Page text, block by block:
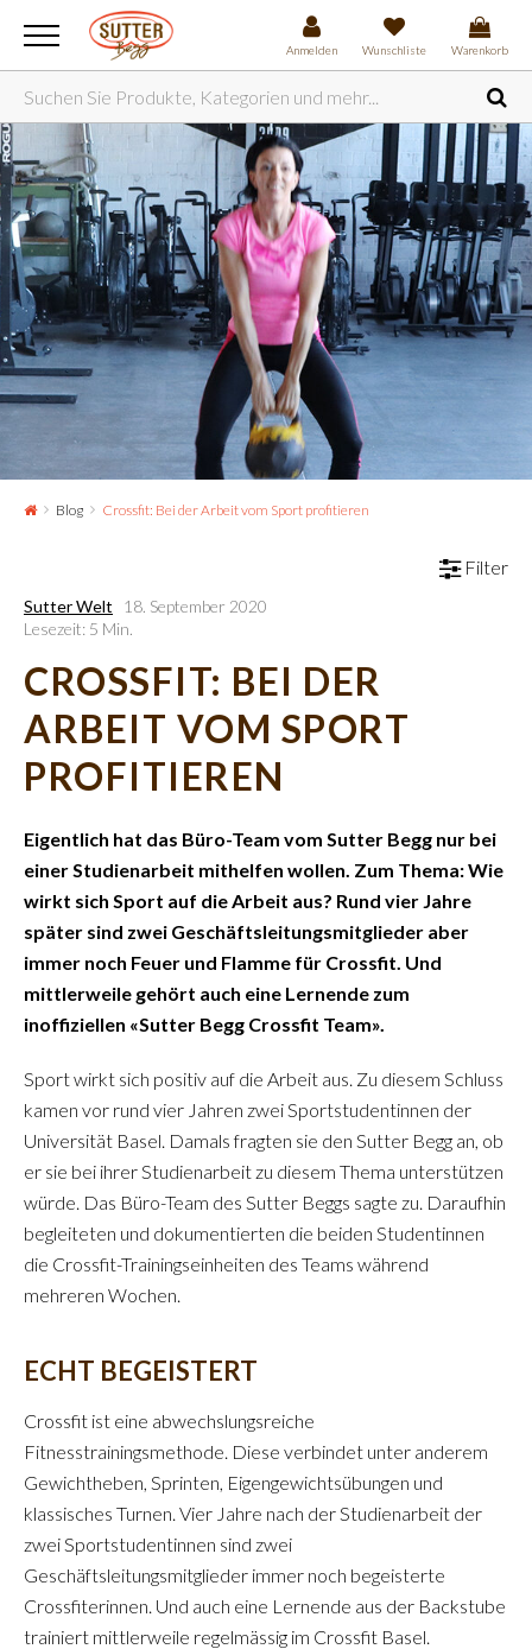
Anmelden Wunschliste Warenkorb
Blog Crossfit: Bei der Arbeit vom Sport profitieren
Filter
Sutter Welt
18. September 2020
Lesezeit: 5 Min.
CROSSFIT: BEI DER
ARBEIT VOM SPORT
PROFITIEREN
Eigentlich hat das Büro-Team vom Sutter Begg nur bei
einer Studienarbeit mithelfen wollen. Zum Thema: Wie
wirkt sich Sport auf die Arbeit aus? Rund vier Jahre
später sind zwei Geschäftsleitungsmitglieder aber
immer noch Feuer und Flamme für Crossfit. Und
mittlerweile gehört auch eine Lernende zum
inoffiziellen «Sutter Begg Crossfit Team».
Sport wirkt sich positiv auf die Arbeit aus. Zu diesem Schluss
kamen vor rund vier Jahren zwei Sportstudentinnen der
Universität Basel. Damals fragten sie den Sutter Begg an, ob
er sie bei ihrer Studienarbeit zu diesem Thema unterstützen
würde. Das Büro-Team des Sutter Beggs sagte zu. Daraufhin
begleiteten und dokumentierten die beiden Studentinnen
die Crossfit-Trainingseinheiten des Teams während
mehreren Wochen.
ECHT BEGEISTERT
Crossfit ist eine abwechslungsreiche
Fitnesstrainingsmethode. Diese verbindet unter anderem
Gewichtheben, Sprinten, Eigengewichtsübungen und
klassisches Turnen. Vier Jahre nach der Studienarbeit der
zwei Sportstudentinnen sind zwei
Geschäftsleitungsmitglieder immer noch begeisterte
Crossfiterinnen. Und auch eine Lernende aus der Backstube
trainiert mittlerweile regelmässig im Crossfit Basel.